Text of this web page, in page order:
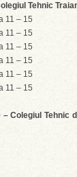
Tehnic
11 – 15
11 – 15
11 – 15
11 – 15
11 – 15
11 – 15
Colegiul Tehnic